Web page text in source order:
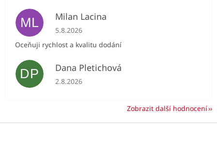
ML Milan Lacina
Hodnocení obchodu je 5 z 5 hvězdiček.
5.8.2026
Oceňuji rychlost a kvalitu dodání
DP Dana Pletichová
Hodnocení obchodu je 5 z 5 hvězdiček.
2.8.2026
Zobrazit další hodnocení
Z